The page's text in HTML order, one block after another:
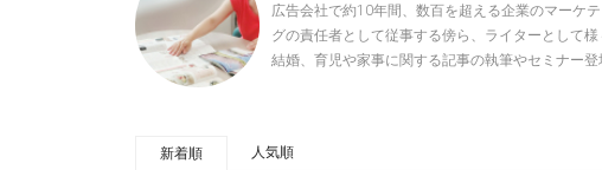
広告会社で約10年間、数百を超える企業のマーケ
グの責任者として従事する傍ら、ライターとして
結婚、育児や家事に関する記事の執筆やセミナー登
新着順 人気順